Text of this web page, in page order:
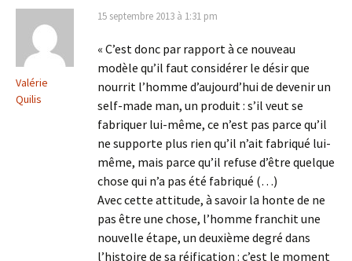
Valérie
Quilis
15 septembre 2013 à 1:31 pm
« C’est donc par rapport à ce nouveau
modèle qu’il faut considérer le désir que
nourrit l’homme d’aujourd’hui de devenir un
self-made man, un produit : s’il veut se
fabriquer lui-même, ce n’est pas parce qu’il
ne supporte plus rien qu’il n’ait fabriqué lui-
même, mais parce qu’il refuse d’être quelque
chose qui n’a pas été fabriqué (…)
Avec cette attitude, à savoir la honte de ne
pas être une chose, l’homme franchit une
nouvelle étape, un deuxième degré dans
l’histoire de sa réification : c’est le moment